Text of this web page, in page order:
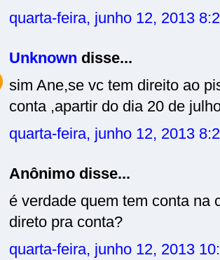
quarta-feira, junho 12, 2013
Unknown disse...
sim Ane,se vc tem direito ao
conta ,apartir do dia 20 de
quarta-feira, junho 12, 2013
Anônimo disse...
é verdade quem tem conta na
direto pra conta?
quarta-feira, junho 12, 2013